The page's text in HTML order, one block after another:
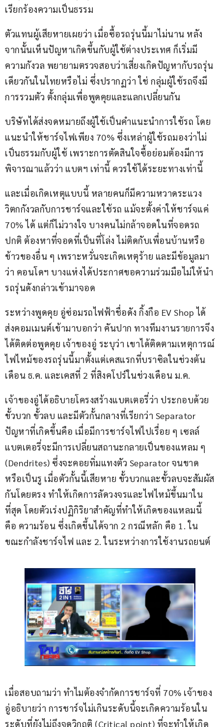
เรียกร้องความเป็นธรรม
ตัวแทนผู้เสียหายเผยว่า เมื่อซื้อรถรุ่นนี้มาไม่นาน หลัง
จากนั้นเห็นปัญหาเกิดขึ้นกับผู้ใช้ต่างประเทศ ก็เริ่มมี
ความกังวล พยายามตรวจสอบว่าเสี่ยงเกิดปัญหากับรถรุ่น
เดียวกันในไทยหรือไม่ ซึ่งปรากฏว่า ใช่ กลุ่มผู้ใช้รถจึงมี
การรวมตัว ตั้งกลุ่มเพื่อพูดคุยและแลกเปลี่ยนกัน
บริษัทได้ส่งจดหมายถึงผู้ใช้เป็นคำแนะนำการใช้รถ โดย
แนะนำให้ชาร์จไฟเพียง 70% ซึ่งเหล่าผู้ใช้รถมองว่าไม่
เป็นธรรมกับผู้ใช้ เพราะการตัดสินใจซื้อย่อมต้องมีการ
พิจารณาแล้วว่า แบตฯ เท่านี้ ควรใช้ได้ระยะทางเท่านี้
และเมื่อเกิดเหตุแบบนี้ หลายคนก็มีความหวาดระแวง
วิตกกังวลกับการชาร์จและใช้รถ แม้จะตั้งค่าให้ชาร์จแค่
70% ได้ แต่ก็ไม่วางใจ บางคนไม่กล้าจอดในที่จอดรถ
ปกติ ต้องหาที่จอดที่เป็นที่โล่ง ไม่ติดกับเพื่อนบ้านหรือ
ข้าวของอื่น ๆ เพราะหวั่นจะเกิดเหตุร้าย และมีข้อมูลมา
ว่า คอนโดฯ บางแห่งได้ประกาศขอความร่วมมือไม่ให้นำ
รถรุ่นดังกล่าวเข้ามาจอด
ระหว่างพูดคุย อู่ซ่อมรถไฟฟ้าชื่อดัง กิ้งกือ EV Shop ได้
ส่งคอมเมนต์เข้ามาบอกว่า คันปาก ทางทีมงานรายการจึง
ได้ติดต่อพูดคุย เจ้าของอู่ ระบุว่า เขาได้ติดตามเหตุการณ์
ไฟไหม้ของรถรุ่นนี้มาตั้งแต่เคสแรกที่บราซิลในช่วงต้น
เดือน ธ.ค. และเคสที่ 2 ที่สิงคโปร์ในช่วงเดือน ม.ค.
เจ้าของอู่ได้อธิบายโครงสร้างแบตเตอรี่ว่า ประกอบด้วย
ขั้วบวก ขั้วลบ และมีตัวกั้นกลางที่เรียกว่า Separator
ปัญหาที่เกิดขึ้นคือ เมื่อมีการชาร์จไฟไปเรื่อย ๆ เซลล์
แบตเตอรี่จะมีการเปลี่ยนสถานะกลายเป็นของแหลม ๆ
(Dendrites) ซึ่งจะคอยทิ่มแทงตัว Separator จนขาด
หรือเป็นรู เมื่อตัวกั้นนี้เสียหาย ขั้วบวกและขั้วลบจะสัมผัส
กันโดยตรง ทำให้เกิดการลัดวงจรและไฟไหม้ขึ้นมาใน
ที่สุด โดยตัวเร่งปฏิกิริยาสำคัญที่ทำให้เกิดของแหลมนี้
คือ ความร้อน ซึ่งเกิดขึ้นได้จาก 2 กรณีหลัก คือ 1. ใน
ขณะกำลังชาร์จไฟ และ 2. ในระหว่างการใช้งานรถยนต์
เมื่อสอบถามว่า ทำไมต้องจำกัดการชาร์จที่ 70% เจ้าของ
อู่อธิบายว่า การชาร์จไม่เกินระดับนี้จะเกิดความร้อนใน
ระดับที่ยังไม่ถึงจุดวิกฤติ (Critical point) ที่จะทำให้เกิด